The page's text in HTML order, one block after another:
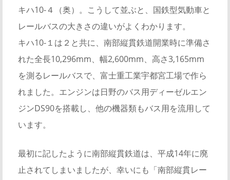
キハ10-４（奥）。こうして並ぶと、国鉄型気動車と
レールバスの大きさの違いがよくわかります。
キハ10-１は２と共に、南部縦貫鉄道開業時に準備さ
れた全長10,296mm、幅2,600mm、高さ3,165mm
を測るレールバスで、富士重工業宇都宮工場で作ら
れました。エンジンは日野のバス用ディーゼルエン
ジンDS90を搭載し、他の機器類もバス用を流用して
います。
最初に記したように南部縦貫鉄道は、平成14年に廃
止されてしまいましたが、幸いにも「南部縦貫レー